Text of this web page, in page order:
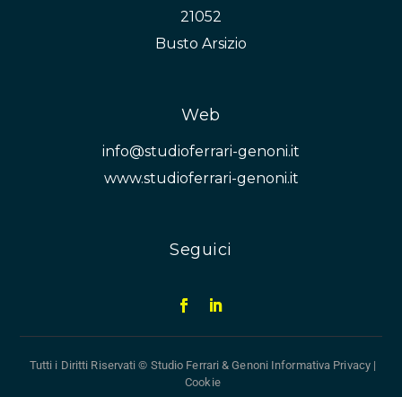
21052
Busto Arsizio
Web
info@studioferrari-genoni.it
www.studioferrari-genoni.it
Seguici
Tutti i Diritti Riservati © Studio Ferrari & Genoni Informativa Privacy|
Cookie